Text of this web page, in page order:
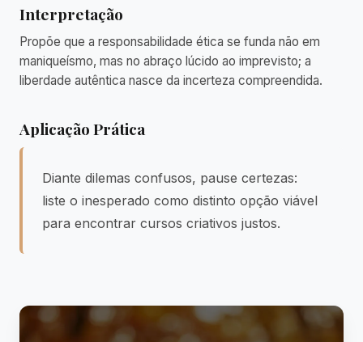
Interpretação
Propõe que a responsabilidade ética se funda não em
maniqueísmo, mas no abraço lúcido ao imprevisto; a
liberdade autêntica nasce da incerteza compreendida.
Aplicação Prática
Diante dilemas confusos, pause certezas:
liste o inesperado como distinto opção viável
para encontrar cursos criativos justos.